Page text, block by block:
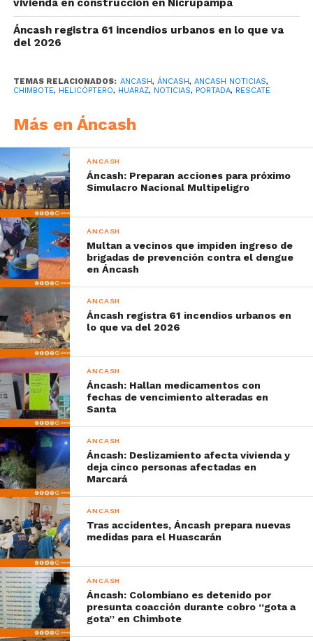
vivienda en construcción en Nicrupampa
Áncash registra 61 incendios urbanos en lo que va
del 2026
TEMAS RELACIONADOS: ANCASH, ÁNCASH, ANCASH NOTICIAS,
CHIMBOTE, HELICÓPTERO, HUARAZ, NOTICIAS, PORTADA, RESCATE
Más en Áncash
ÁNCASH
Áncash: Preparan acciones para próximo
Simulacro Nacional Multipeligro
ÁNCASH
Multan a vecinos que impiden ingreso de
brigadas de prevención contra el dengue
en Áncash
ÁNCASH
Áncash registra 61 incendios urbanos en
lo que va del 2026
ÁNCASH
Áncash: Hallan medicamentos con
fechas de vencimiento alteradas en
Santa
ÁNCASH
Áncash: Deslizamiento afecta vivienda y
deja cinco personas afectadas en
Marcará
ÁNCASH
Tras accidentes, Áncash prepara nuevas
medidas para el Huascarán
ÁNCASH
Áncash: Colombiano es detenido por
presunta coacción durante cobro “gota a
gota” en Chimbote